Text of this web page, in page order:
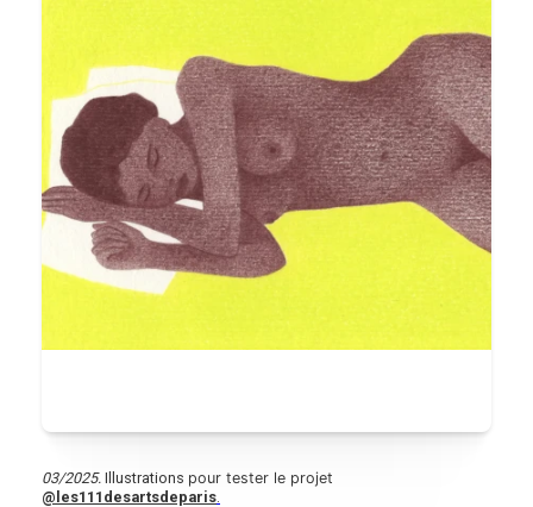
03/2025. Illustrations pour tester le projet
@les111desartsdeparis.